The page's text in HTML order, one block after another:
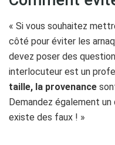
« Si vous souhaitez
côté pour éviter les
devez poser des
interlocuteur est un
taille, la provenance
Demandez également
existe des faux ! »